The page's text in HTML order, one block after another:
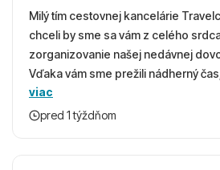
Milý tím cestovnej kancelárie
chceli by sme sa vám z celého
zorganizovanie našej nedávnej
Vďaka vám sme prežili nádherný
ešte dlho s úsmevom spomínať.
absolútne hladko – od prvotného
viac
pred 1 týždňom